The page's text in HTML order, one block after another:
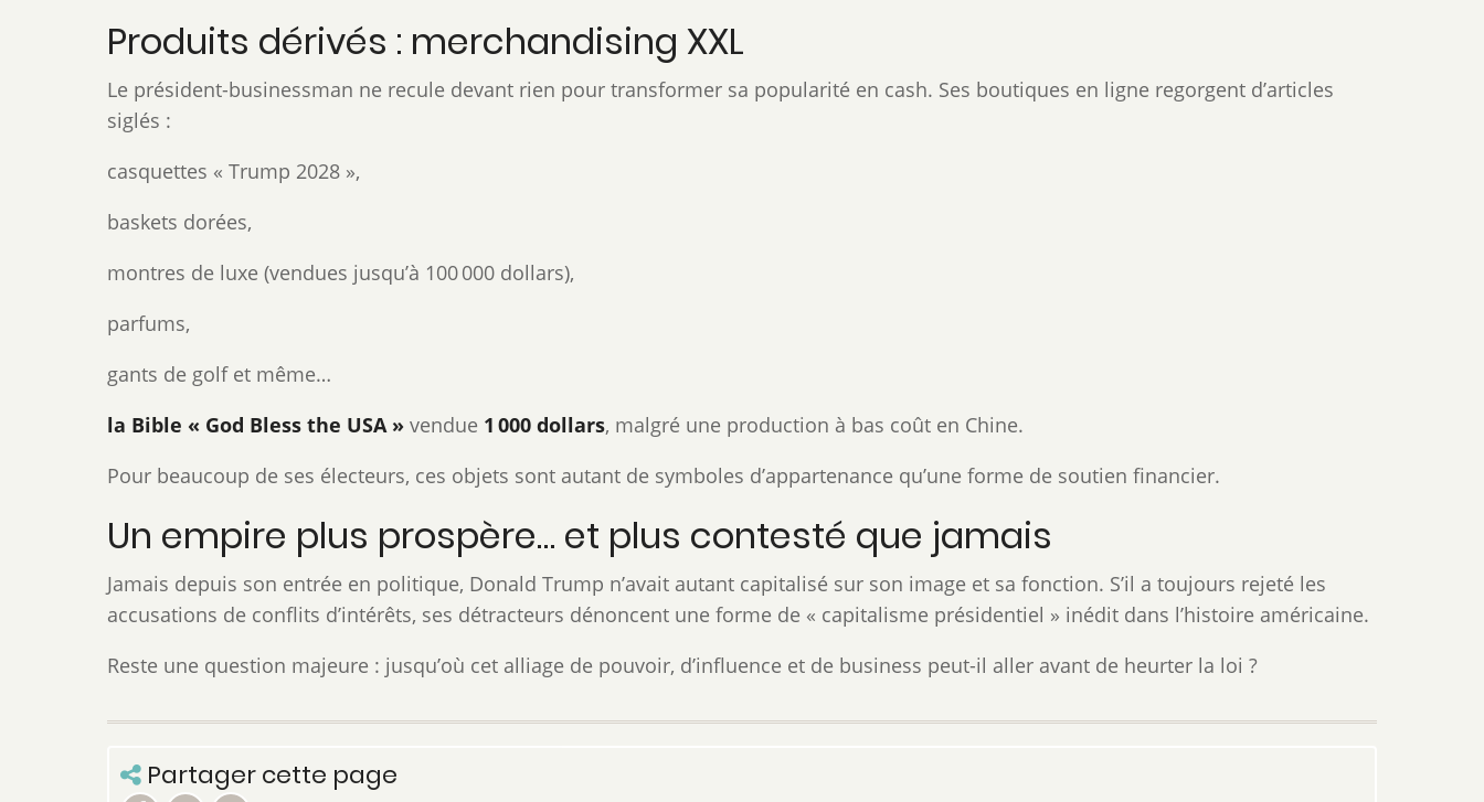
Produits dérivés : merchandising XXL
Le président-businessman ne recule devant rien pour transformer sa popularité en cash. Ses boutiques en ligne regorgent d’articles
siglés :
casquettes « Trump 2028 »,
baskets dorées,
montres de luxe (vendues jusqu’à 100 000 dollars),
parfums,
gants de golf et même…
la Bible « God Bless the USA » vendue 1 000 dollars, malgré une production à bas coût en Chine.
Pour beaucoup de ses électeurs, ces objets sont autant de symboles d’appartenance qu’une forme de soutien financier.
Un empire plus prospère… et plus contesté que jamais
Jamais depuis son entrée en politique, Donald Trump n’avait autant capitalisé sur son image et sa fonction. S’il a toujours rejeté les
accusations de conflits d’intérêts, ses détracteurs dénoncent une forme de « capitalisme présidentiel » inédit dans l’histoire américaine.
Reste une question majeure : jusqu’où cet alliage de pouvoir, d’influence et de business peut-il aller avant de heurter la loi ?
Partager cette page